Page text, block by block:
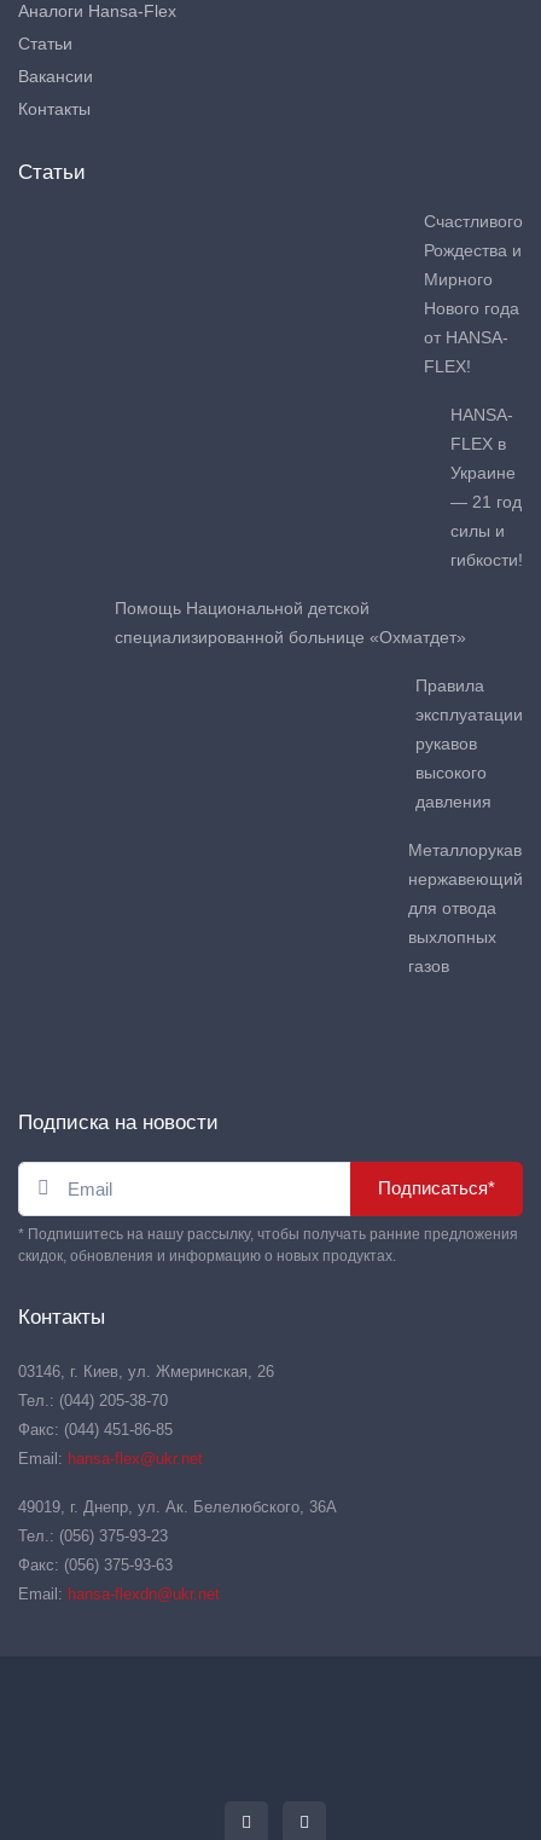
Аналоги Hansa-Flex
Статьи
Вакансии
Контакты
Статьи
Счастливого
Рождества и
Мирного
Нового года
от HANSA-
FLEX!
HANSA-
FLEX в
Украине
— 21 год
силы и
гибкости!
Помощь Национальной детской
специализированной больнице «Охматдет»
Правила
эксплуатации
рукавов
высокого
давления
Металлорукав
нержавеющий
для отвода
выхлопных
газов
Подписка на новости
Подписаться*
* Подпишитесь на нашу рассылку, чтобы получать ранние предложения
скидок, обновления и информацию о новых продуктах.
Контакты
03146, г. Киев, ул. Жмеринская, 26
Тел.: (044) 205-38-70
Факс: (044) 451-86-85
Email: hansa-flex@ukr.net
49019, г. Днепр, ул. Ак. Белелюбского, 36А
Тел.: (056) 375-93-23
Факс: (056) 375-93-63
Email: hansa-flexdn@ukr.net